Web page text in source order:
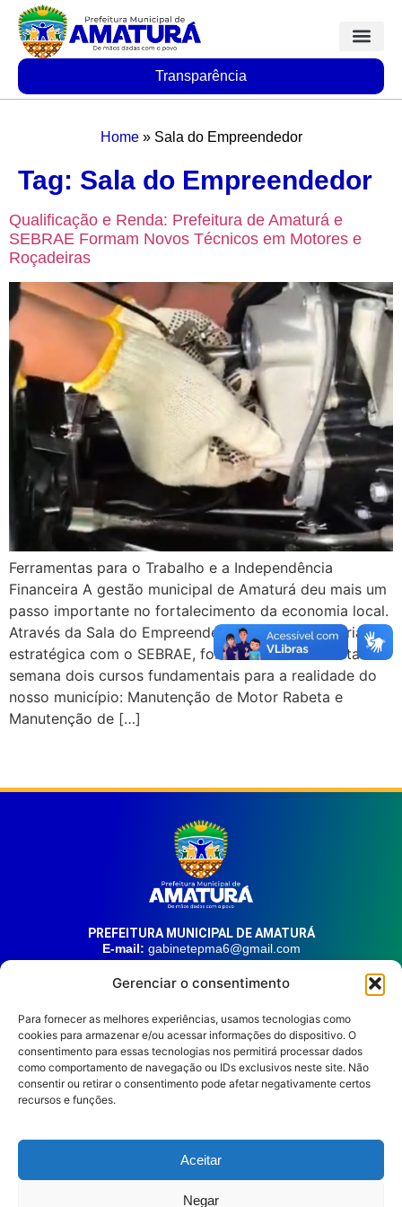
Gerenciar o consentimento
Para fornecer as melhores experiências, usamos tecnologias como
cookies para armazenar e/ou acessar informações do dispositivo. O
consentimento para essas tecnologias nos permitirá processar dados
como comportamento de navegação ou IDs exclusivos neste site. Não
consentir ou retirar o consentimento pode afetar negativamente certos
recursos e funções.
Aceitar
Negar
Transparência
Home» Sala do Empreendedor
Tag: Sala do Empreendedor
Qualificação e Renda: Prefeitura de Amaturá e
SEBRAE Formam Novos Técnicos em Motores e
Roçadeiras
Ferramentas para o Trabalho e a Independência
Financeira A gestão municipal de Amaturá deu mais um
passo importante no fortalecimento da economia local.
Através da Sala do Empreendedor, em uma parceria
estratégica com o SEBRAE, foram concluídos nesta
semana dois cursos fundamentais para a realidade do
nosso município: Manutenção de Motor Rabeta e
Manutenção de […]
PREFEITURA MUNICIPAL DE AMATURÁ
E-mail: gabinetepma6@gmail.com
Av. 21 de Junho, n° 1746, Centro | Amaturá – AM
HORÁRIO DE ATENDIMENTO
Segunda à sexta, das 08:00 às 14:00.